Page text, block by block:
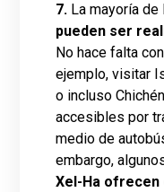
7. La mayoría
pueden ser
No hace falta
ejemplo, visitar
o incluso
accesibles por
medio de
embargo,
Xel-Ha